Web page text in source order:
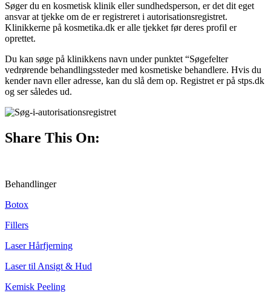
Søger du en kosmetisk klinik eller sundhedsperson, er det dit eget
ansvar at tjekke om de er registreret i autorisationsregistret.
Klinikkerne på kosmetika.dk er alle tjekket før deres profil er
oprettet.
Du kan søge på klinikkens navn under punktet “Søgefelter
vedrørende behandlingssteder med kosmetiske behandlere. Hvis du
kender navn eller adresse, kan du slå dem op. Registret er på stps.dk
og ser således ud.
Share This On:
Behandlinger
Botox
Fillers
Laser Hårfjerning
Laser til Ansigt & Hud
Kemisk Peeling